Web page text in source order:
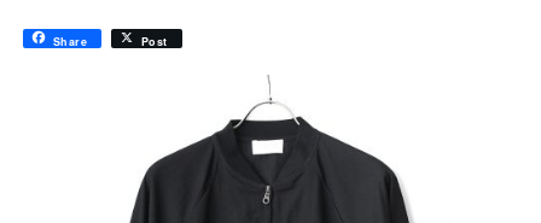
Share Post